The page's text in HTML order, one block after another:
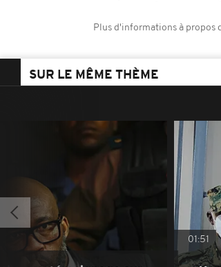
Plus d'informations à propos
SUR LE MÊME THÈME
01:51